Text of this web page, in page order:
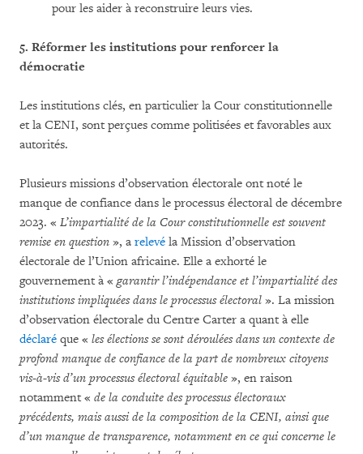
pour les aider à reconstruire leurs vies.
5. Réformer les institutions pour renforcer la
démocratie
Les institutions clés, en particulier la Cour constitutionnelle
et la CENI, sont perçues comme politisées et favorables aux
autorités.
Plusieurs missions d’observation électorale ont noté le
manque de confiance dans le processus électoral de décembre
2023. « L’impartialité de la Cour constitutionnelle est souvent
remise en question », a relevé la Mission d’observation
électorale de l’Union africaine. Elle a exhorté le
gouvernement à «garantir l’indépendance et l’impartialité des
institutions impliquées dans le processus électoral ». La mission
d’observation électorale du Centre Carter a quant à elle
déclaré que « les élections se sont déroulées dans un contexte de
profond manque de confiance de la part de nombreux citoyens
vis-à-vis d’un processus électoral équitable », en raison
notamment « de la conduite des processus électoraux
précédents, mais aussi de la composition de la CENI, ainsi que
d’un manque de transparence, notamment en ce qui concerne le